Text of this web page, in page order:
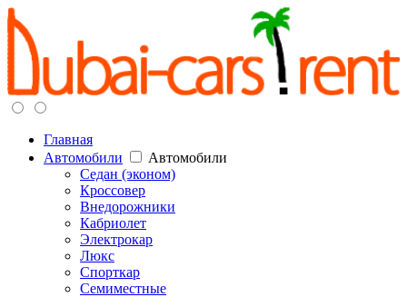
Главная
Автомобили
Автомобили
Седан (эконом)
Кроссовер
Внедорожники
Кабриолет
Электрокар
Люкс
Спорткар
Семиместные